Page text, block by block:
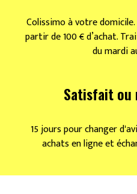
Colissimo à votre
partir de 100 € d’achat.
du mardi
Satisfait ou
15 jours pour changer
achats en ligne et